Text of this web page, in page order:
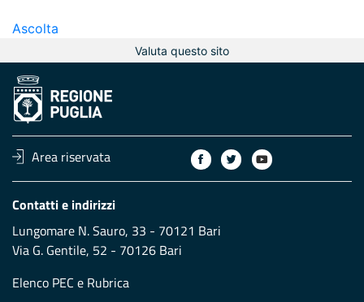
Ascolta
Valuta questo sito
Area riservata
Contatti e indirizzi
Lungomare N. Sauro, 33 - 70121 Bari
Via G. Gentile, 52 - 70126 Bari
Elenco PEC e Rubrica